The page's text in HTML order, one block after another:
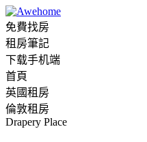
免費找房
租房筆記
下载手机端
首頁
英國租房
倫敦租房
Drapery Place